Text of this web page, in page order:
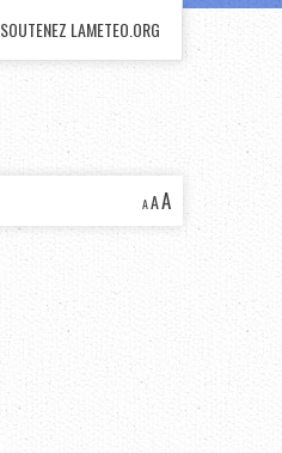
SOUTENEZ LAMETEO.ORG
AAA